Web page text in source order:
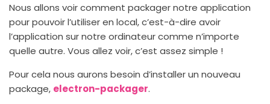
Nous allons voir comment packager notre application
pour pouvoir l’utiliser en local, c’est-à-dire avoir
l’application sur notre ordinateur comme n’importe
quelle autre. Vous allez voir, c’est assez simple !
Pour cela nous aurons besoin d’installer un nouveau
package, electron-packager.